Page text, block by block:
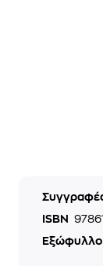
ISBN
Εξώφυλλο